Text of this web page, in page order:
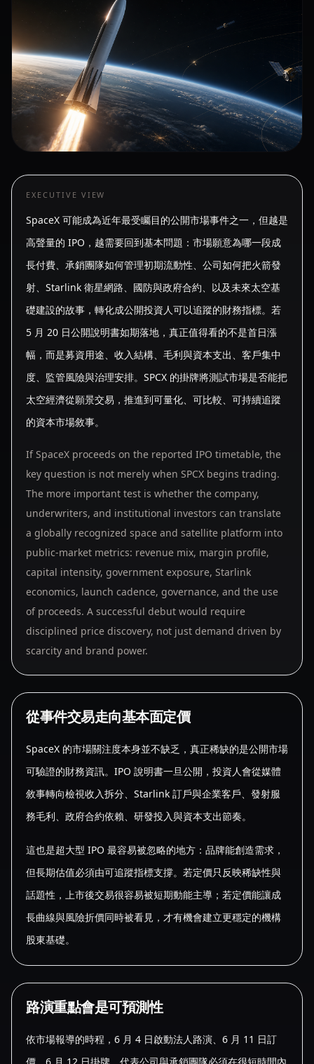
EXECUTIVE VIEW
SpaceX 可能成為近年最受矚目的公開市場事件之一，但越是
高聲量的 IPO，越需要回到基本問題：市場願意為哪一段成
長付費、承銷團隊如何管理初期流動性、公司如何把火箭發
射、Starlink 衛星網路、國防與政府合約、以及未來太空基
礎建設的故事，轉化成公開投資人可以追蹤的財務指標。若
5 月 20 日公開說明書如期落地，真正值得看的不是首日漲
幅，而是募資用途、收入結構、毛利與資本支出、客戶集中
度、監管風險與治理安排。SPCX 的掛牌將測試市場是否能把
太空經濟從願景交易，推進到可量化、可比較、可持續追蹤
的資本市場敘事。
If SpaceX proceeds on the reported IPO timetable, the
key question is not merely when SPCX begins trading.
The more important test is whether the company,
underwriters, and institutional investors can translate
a globally recognized space and satellite platform into
public-market metrics: revenue mix, margin profile,
capital intensity, government exposure, Starlink
economics, launch cadence, governance, and the use
of proceeds. A successful debut would require
disciplined price discovery, not just demand driven by
scarcity and brand power.
從事件交易走向基本面定價
SpaceX 的市場關注度本身並不缺乏，真正稀缺的是公開市場
可驗證的財務資訊。IPO 說明書一旦公開，投資人會從媒體
敘事轉向檢視收入拆分、Starlink 訂戶與企業客戶、發射服
務毛利、政府合約依賴、研發投入與資本支出節奏。
這也是超大型 IPO 最容易被忽略的地方：品牌能創造需求，
但長期估值必須由可追蹤指標支撐。若定價只反映稀缺性與
話題性，上市後交易很容易被短期動能主導；若定價能讓成
長曲線與風險折價同時被看見，才有機會建立更穩定的機構
股東基礎。
路演重點會是可預測性
依市場報導的時程，6 月 4 日啟動法人路演、6 月 11 日訂